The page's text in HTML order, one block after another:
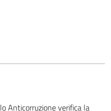
Anticorruzione verifica la